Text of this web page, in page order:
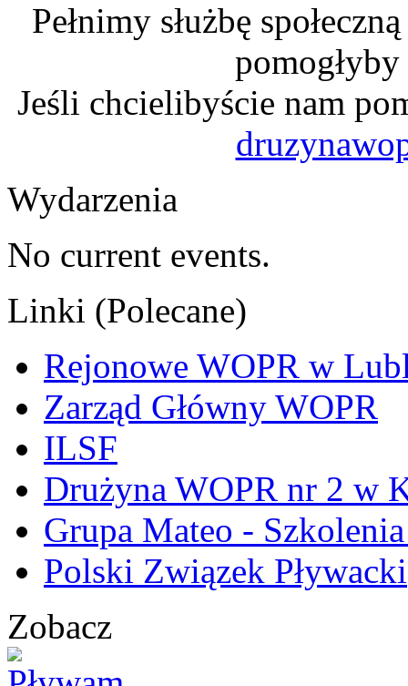
Pełnimy służbę
Jeśli chcielibyście nam
Wydarzenia
No current events.
Linki (Polecane)
Rejonowe WOPR w
Zarząd Główny WOPR
ILSF
Drużyna WOPR nr 2 w
Grupa Mateo -
Polski Związek Pływacki
Zobacz